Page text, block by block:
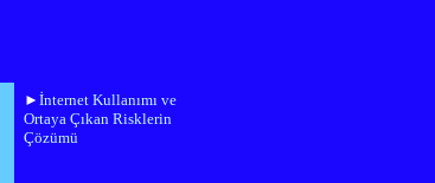
► İnternet Kullanımı ve
Ortaya Çıkan Risklerin
Çözümü